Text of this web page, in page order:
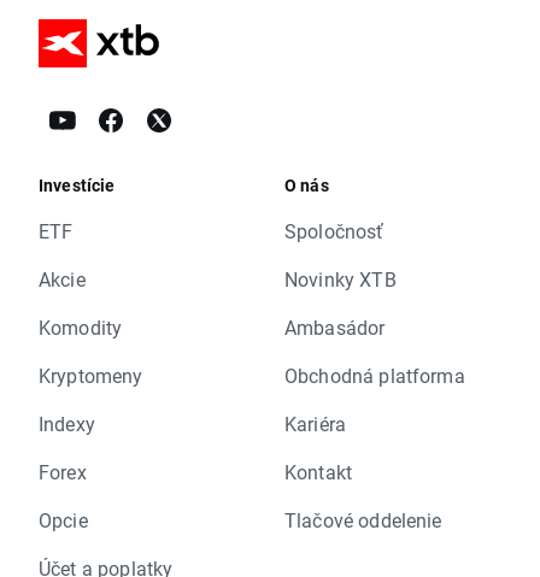
Investície
ETF
Akcie
Komodity
Kryptomeny
Indexy
Forex
Opcie
Účet a poplatky
O nás
Spoločnosť
Novinky XTB
Ambasádor
Obchodná platforma
Kariéra
Kontakt
Tlačové oddelenie